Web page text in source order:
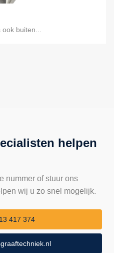
ook buiten...
helpen
nummer of stuur ons
wij u zo snel mogelijk.
417 374